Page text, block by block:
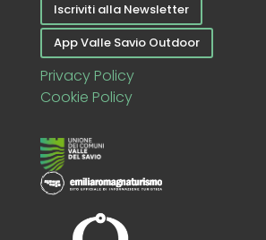
Iscriviti alla Newsletter
App Valle Savio Outdoor
Privacy Policy
Cookie Policy